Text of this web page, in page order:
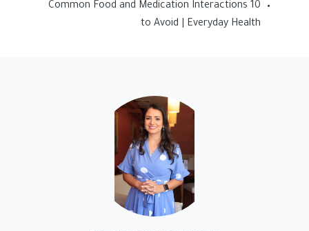
10 Common Food and Medication Interactions
to Avoid | Everyday Health